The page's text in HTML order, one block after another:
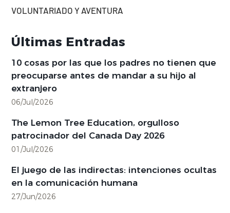
VOLUNTARIADO Y AVENTURA
Últimas Entradas
10 cosas por las que los padres no tienen que
preocuparse antes de mandar a su hijo al
extranjero
06/Jul/2026
The Lemon Tree Education, orgulloso
patrocinador del Canada Day 2026
01/Jul/2026
El juego de las indirectas: intenciones ocultas
en la comunicación humana
27/Jun/2026